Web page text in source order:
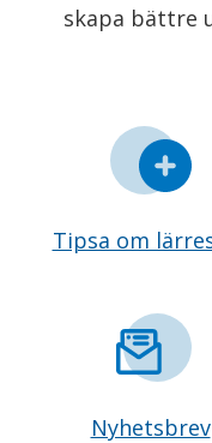
skapa bättre
Tipsa om
Nyhetsbrev